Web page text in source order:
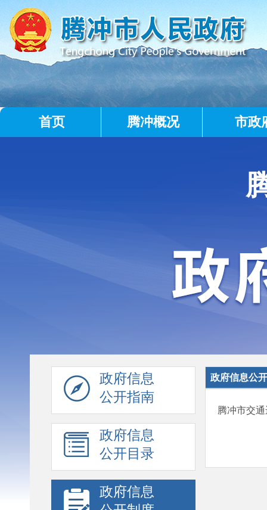
首页 腾冲概况 市政
政府信息
公开指南
政府信息
公开目录
政府信息
政府信息公
腾冲市交